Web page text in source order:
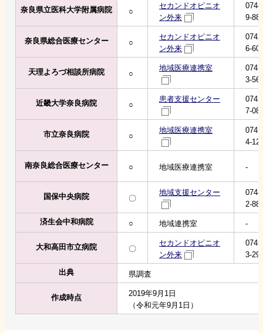
奈良県立医科大学附属病院 ○
セカンドオピニオ
ン外来
9-
奈良県総合医療センター ○
セカンドオピニオ
ン外来
6-
天理よろづ相談所病院 ○
地域医療連携室
3-
近畿大学奈良病院 ○
患者支援センター
7-
市立奈良病院 ○
地域医療連携室
4-
南奈良総合医療センター ○ 地域医療連携室 -
国保中央病院 〇
地域支援センター
2-
済生会中和病院
○ 地域連携室 -
大和高田市立病院 〇
セカンドオピニオ
ン外来
3-
出典
県調査
作成時点
2019年9月1日
（令和元年9月1日）